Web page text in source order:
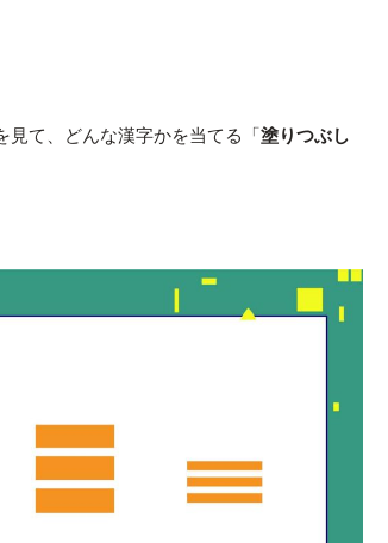
見て、どんな漢字かを当てる「塗りつぶし